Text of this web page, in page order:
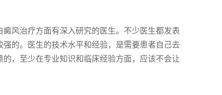
风治疗方面有深入研究的医生。不少医生都发表
的。医生的技术水平和经验，是需要患者自己去
，至少在专业知识和临床经验方面，应该不会让